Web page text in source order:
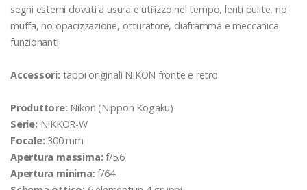
segni esterni dovuti a usura e utilizzo nel tempo, lenti pulite, no
muffa, no opacizzazione, otturatore, diaframma e meccanica
funzionanti.
Accessori: tappi originali NIKON fronte e retro
Produttore: Nikon (Nippon Kogaku)
Serie: NIKKOR-W
Focale: 300 mm
Apertura massima:f/5.6
Apertura minima: f/64